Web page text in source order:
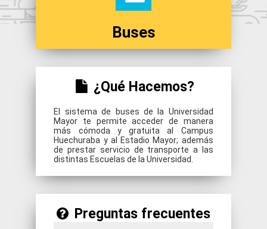
Buses
¿Qué Hacemos?
El sistema de buses de la Universidad
Mayor te permite acceder de manera
más cómoda y gratuita al Campus
Huechuraba y al Estadio Mayor; además
de prestar servicio de transporte a las
distintas Escuelas de la Universidad.
Preguntas frecuentes